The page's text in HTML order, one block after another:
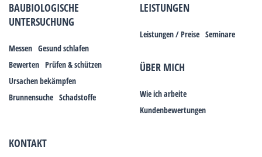
BAUBIOLOGISCHE
UNTERSUCHUNG
Messen Gesund schlafen
Bewerten Prüfen & schützen
Ursachen bekämpfen
Brunnensuche Schadstoffe
LEISTUNGEN
Leistungen / Preise Seminare
ÜBER MICH
Wie ich arbeite
Kundenbewertungen
KONTAKT